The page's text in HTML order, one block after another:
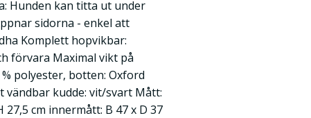
Hunden kan titta ut under
sidorna - enkel att
Komplett hopvikbar:
förvara Maximal vikt på
polyester, botten: Oxford
vändbar kudde: vit/svart Mått:
27,5 cm innermått: B 47 x D 37